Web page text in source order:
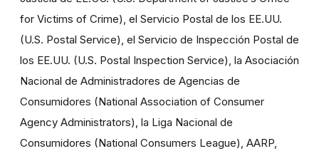
for Victims of Crime), el Servicio Postal de los EE.UU.
(U.S. Postal Service), el Servicio de Inspección Postal de
los EE.UU. (U.S. Postal Inspection Service), la Asociación
Nacional de Administradores de Agencias de
Consumidores (National Association of Consumer
Agency Administrators), la Liga Nacional de
Consumidores (National Consumers League), AARP,